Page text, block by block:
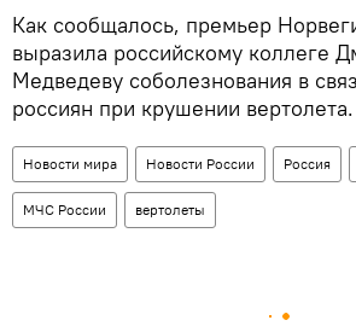
Как сообщалось, премьер
выразила российскому коллеге
Медведеву соболезнования в
россиян при крушении вертолета.
Новости мира Новости России Россия
МЧС России вертолеты